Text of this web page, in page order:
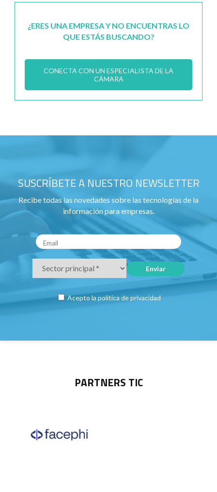
¿ERES UNA EMPRESA Y NO ENCUENTRAS LO
QUE ESTÁS BUSCANDO?
CONECTA CON UN ESPECIALISTA DE LA
CÁMARA
SUSCRÍBETE A NUESTRO NEWSLETTER
Recibe todas las novedades sobre las tecnologías de la
información para empresas.
Acepto la política de privacidad
PARTNERS TIC